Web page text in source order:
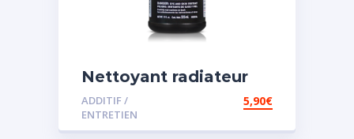
Nettoyant radiateur
ADDITIF /
ENTRETIEN
5,90€